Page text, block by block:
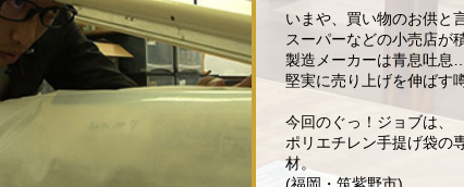
いまや、買い物のお供と
スーパーなどの小売店が
製造メーカーは青息吐息
堅実に売り上げを伸ばす
今回のぐっ！ジョブは、
ポリエチレン手提げ袋の
材。